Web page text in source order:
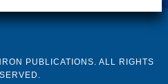
PUBLICATIONS. ALL RIGHTS